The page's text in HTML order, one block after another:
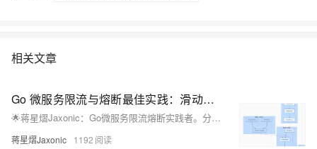
相关文章
Go 微服务限流与熔断最佳实践：滑动窗口、令牌桶与自适应阈值
🌟蒋星熠Jaxonic：Go微服务限流熔断实践者。分享基于滑动窗口、令牌桶与自适应阈值的智能防护体系，助力高并发系统稳定运行。
蒋星熠Jaxonic 1192